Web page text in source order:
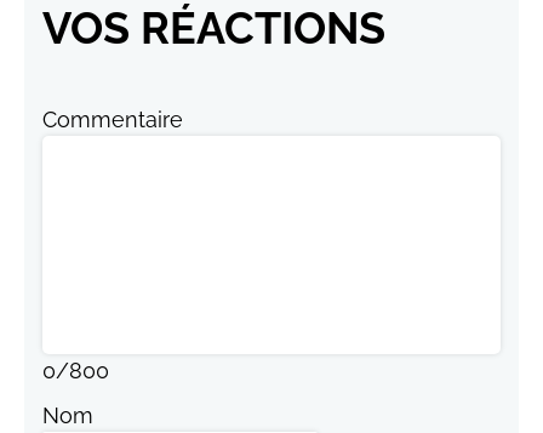
VOS RÉACTIONS
Commentaire
0/800
Nom